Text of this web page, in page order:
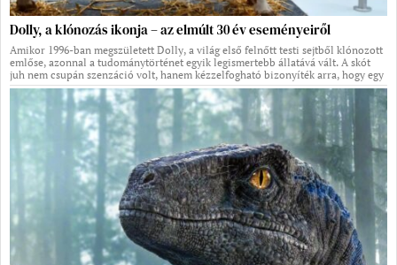
Dolly, a klónozás ikonja – az elmúlt 30 év eseményeiről
Amikor 1996-ban megszületett Dolly, a világ első felnőtt testi sejtből klónozott
emlőse, azonnal a tudománytörténet egyik legismertebb állatává vált. A skót
juh nem csupán szenzáció volt, hanem kézzelfogható bizonyíték arra, hogy egy